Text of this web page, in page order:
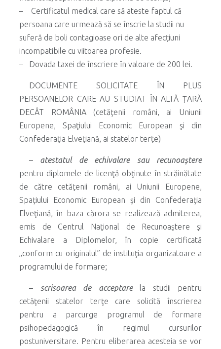
– Certificatul medical care să ateste faptul că
persoana care urmează să se înscrie la studii nu
suferă de boli contagioase ori de alte afecțiuni
incompatibile cu viitoarea profesie.
– Dovada taxei de înscriere în valoare de 200 lei.
DOCUMENTE SOLICITATE ÎN PLUS
PERSOANELOR CARE AU STUDIAT ÎN ALTĂ ȚARĂ
DECÂT ROMÂNIA (cetăţenii români, ai Uniunii
Europene, Spaţiului Economic European şi din
Confederaţia Elveţiană, ai statelor terțe)
– atestatul de echivalare sau recunoaştere
pentru diplomele de licenţă obţinute în străinătate
de către cetăţenii români, ai Uniunii Europene,
Spaţiului Economic European şi din Confederaţia
Elveţiană, în baza cărora se realizează admiterea,
emis de Centrul Naţional de Recunoaştere şi
Echivalare a Diplomelor, în copie certificată
„conform cu originalul” de instituţia organizatoare a
programului de formare;
– scrisoarea de acceptarela studii pentru
cetăţenii statelor terţe care solicită înscrierea
pentru a parcurge programul de formare
psihopedagogică în regimul cursurilor
postuniversitare. Pentru eliberarea acesteia se vor